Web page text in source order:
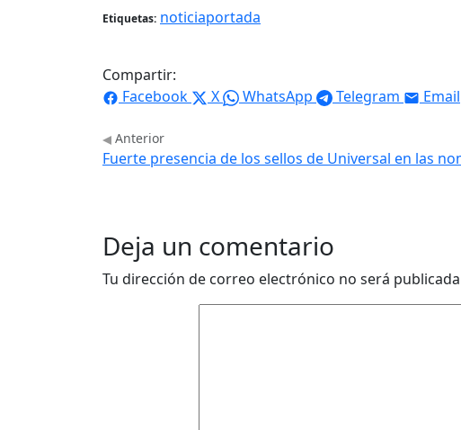
Etiquetas: noticiaportada
Compartir:
Facebook
X WhatsApp Telegram Email
Anterior
Fuerte presencia de los sellos de Universal en las
Deja un comentario
Tu dirección de correo electrónico no será